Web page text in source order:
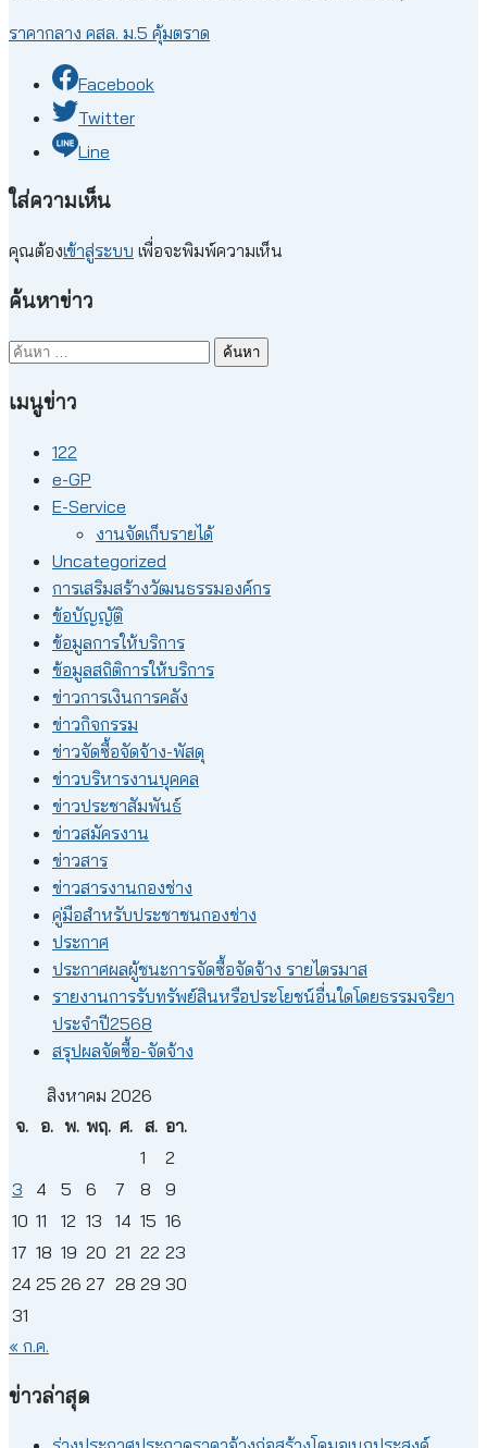
ราคากลาง คสล. ม.5 คุ้มตราด
Facebook
Twitter
Line
ใส่ความเห็น
คุณต้องเข้าสู่ระบบ เพื่อจะพิมพ์ความเห็น
ค้นหาข่าว
ค้นหา
เมนูข่าว
122
e-GP
E-Service
งานจัดเก็บรายได้
Uncategorized
การเสริมสร้างวัฒนธรรมองค์กร
ข้อบัญญัติ
ข้อมูลการให้บริการ
ข้อมูลสถิติการให้บริการ
ข่าวการเงินการคลัง
ข่าวกิจกรรม
ข่าวจัดซื้อจัดจ้าง-พัสดุ
ข่าวบริหารงานบุคคล
ข่าวประชาสัมพันธ์
ข่าวสมัครงาน
ข่าวสาร
ข่าวสารงานกองช่าง
คู่มือสำหรับประชาชนกองช่าง
ประกาศ
ประกาศผลผู้ชนะการจัดซื้อจัดจ้าง รายไตรมาส
รายงานการรับทรัพย์สินหรือประโยชน์อื่นใดโดยธรรมจริยา
ประจำปี2568
สรุปผลจัดซื้อ-จัดจ้าง
สิงหาคม 2026
จ. อ. พ. พฤ. ศ. ส. อา.
1
2
3
4 5 6 7 8
9
10 11 12 13 14 15 16
17 18 19 20 21 22 23
24 25 26 27 28 29 30
31
« ก.ค.
ข่าวล่าสุด